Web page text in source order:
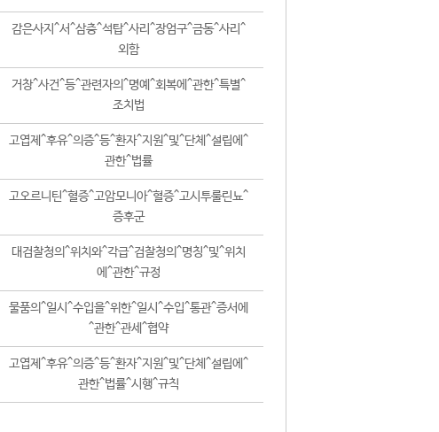
감은사지^서^삼층^석탑^사리^장엄구^금동^사리^
외함
거창^사건^등^관련자의^명예^회복에^관한^특별^
조치법
고엽제^후유^의증^등^환자^지원^및^단체^설립에^
관한^법률
고오르니틴^혈증^고암모니아^혈증^고시투룰린뇨^
증후군
대검찰청의^위치와^각급^검찰청의^명칭^및^위치
에^관한^규정
물품의^일시^수입을^위한^일시^수입^통관^증서에
^관한^관세^협약
고엽제^후유^의증^등^환자^지원^및^단체^설립에^
관한^법률^시행^규칙